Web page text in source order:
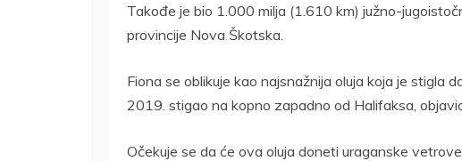
Takođe je bio 1.000 milja (1.610 km) južno-
provincije Nova Škotska.
Fiona se oblikuje kao najsnažnija oluja koja je stigla
2019. stigao na kopno zapadno od Halifaksa,
Očekuje se da će ova oluja doneti uraganske